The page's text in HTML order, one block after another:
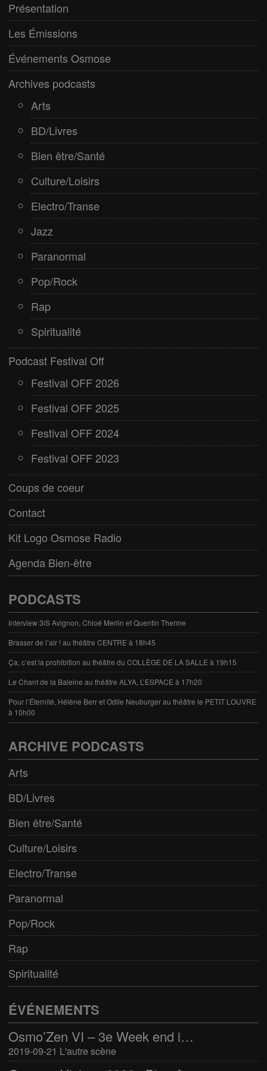
Paranormal
Pop/Rock
Rap
Spiritualité
Présentation
Les Émissions
Événements Osmose
Archives podcasts
Arts
BD/Livres
Bien être/Santé
Culture/Loisirs
Electro/Transe
Jazz
Paranormal
Pop/Rock
Rap
Spiritualité
Podcast Festival Off
Festival OFF 2026
Festival OFF 2025
Festival OFF 2024
Festival OFF 2023
Coups de coeur
Contact
Kit Logo Osmose Radio
Agenda Bien-être
PODCASTS
Interview 3iS Avignon, Chloé Merlin et Quentin Therme
Brasser de l’air ! au théâtre CENTRE à 18h45
Ça, c’est la prohibition au théâtre du COLLÈGE DE LA SALLE à 19h15
Le Chant de la Baleine au théâtre ALYA, L’ESPACE à 17h20
Pour l’Éternité, Hélène Berr et Odile Neuburger au théâtre le PETIT LOUVRE
à 10h00
ARCHIVE PODCASTS
Arts
BD/Livres
Bien être/Santé
Culture/Loisirs
Electro/Transe
Paranormal
Pop/Rock
Rap
Spiritualité
ÉVÉNEMENTS
Osmo’Zen VI – 3e Week end international du bien-être
2019-09-21 L'autre scène